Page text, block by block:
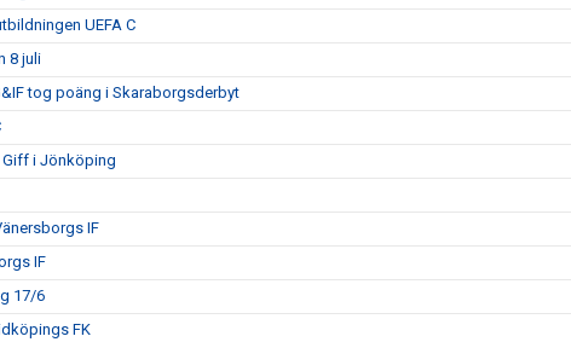
UEFA C
8 juli
tog poäng i Skaraborgsderbyt
i Jönköping
IF
IF
17/6
FK